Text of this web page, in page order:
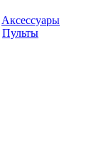
Аксессуары
Пульты